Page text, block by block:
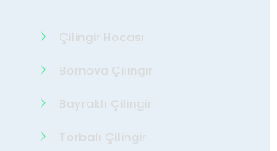
Çilingir Hocası
Bornova Çilingir
Bayraklı Çilingir
Torbalı Çilingir